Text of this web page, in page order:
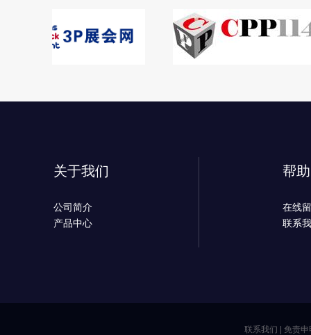
关于我们
公司简介
产品中心
帮
在线
联系
联系我们 免责申